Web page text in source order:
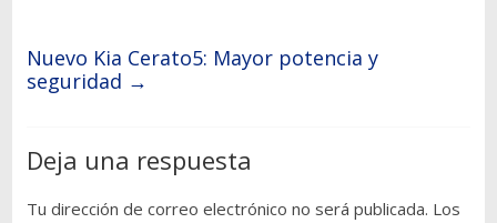
Nuevo Kia Cerato5: Mayor potencia y
seguridad →
Deja una respuesta
Tu dirección de correo electrónico no será publicada. Los